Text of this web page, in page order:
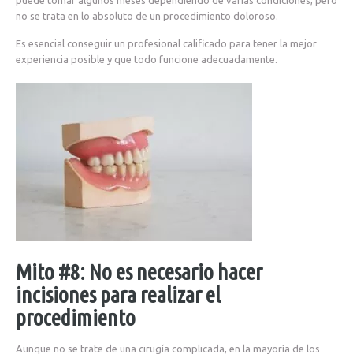
no se trata en lo absoluto de un procedimiento doloroso.
Es esencial conseguir un profesional calificado para tener la mejor
experiencia posible y que todo funcione adecuadamente.
Mito #8: No es necesario hacer
incisiones para realizar el
procedimiento
Aunque no se trate de una cirugía complicada, en la mayoría de los